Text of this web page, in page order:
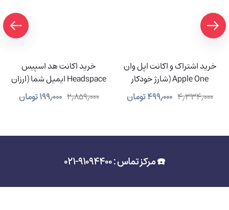
خرید اشتراک و اکانت اپل وان
Apple One (شارژ خودکار
سیستمی)۴٫۳۳۴٫۰۰۰ ۴۹۹٫۰۰۰تومان
خرید اکانت هد اسپیس
Headspace ایمیل شما (ارزان
و شارژ آنی)۲٫۸۵۹٫۰۰۰ ۱۹۹٫۰۰۰تومان
☎️ مرکز تماس : 91094400-021